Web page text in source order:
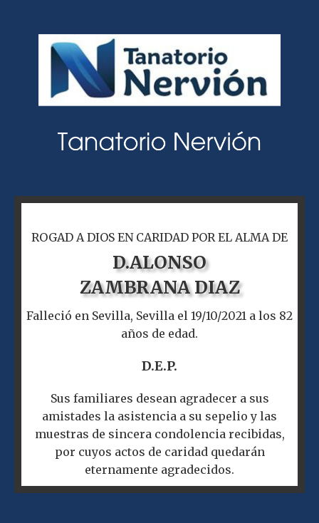
ROGAD A DIOS EN CARIDAD POR EL ALMA DE
D.ALONSO
ZAMBRANA DIAZ
Falleció en Sevilla, Sevilla el 19/10/2021 a los 82
años de edad.
D.E.P.
Sus familiares desean agradecer a sus
amistades la asistencia a su sepelio y las
muestras de sincera condolencia recibidas,
por cuyos actos de caridad quedarán
eternamente agradecidos.